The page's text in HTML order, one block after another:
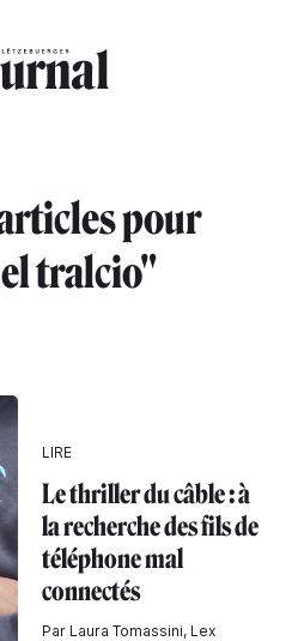
pour
tralcio"
LIRE
Le thriller du câble : à
la recherche des fils de
téléphone mal
connectés
Par Laura Tomassini, Lex